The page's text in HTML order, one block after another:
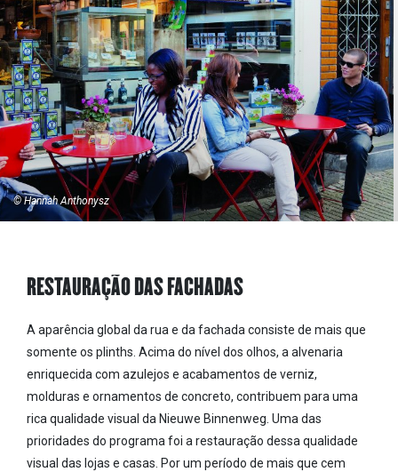
© Hannah Anthonysz
RESTAURAÇÃO DAS FACHADAS
A aparência global da rua e da fachada consiste de mais que
somente os plinths. Acima do nível dos olhos, a alvenaria
enriquecida com azulejos e acabamentos de verniz,
molduras e ornamentos de concreto, contribuem para uma
rica qualidade visual da Nieuwe Binnenweg. Uma das
prioridades do programa foi a restauração dessa qualidade
visual das lojas e casas. Por um período de mais que cem